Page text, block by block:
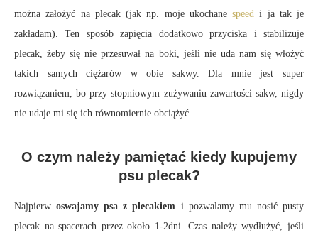
można założyć na plecak (jak np. moje ukochane speed i ja tak je
zakładam). Ten sposób zapięcia dodatkowo przyciska i stabilizuje
plecak, żeby się nie przesuwał na boki, jeśli nie uda nam się włożyć
takich samych ciężarów w obie sakwy. Dla mnie jest super
rozwiązaniem, bo przy stopniowym zużywaniu zawartości sakw, nigdy
nie udaje mi się ich równomiernie obciążyć.
O czym należy pamiętać kiedy kupujemy
psu plecak?
Najpierwoswajamy psa z plecakiem i pozwalamy mu nosić pusty
plecak na spacerach przez około 1-2dni. Czas należy wydłużyć, jeśli